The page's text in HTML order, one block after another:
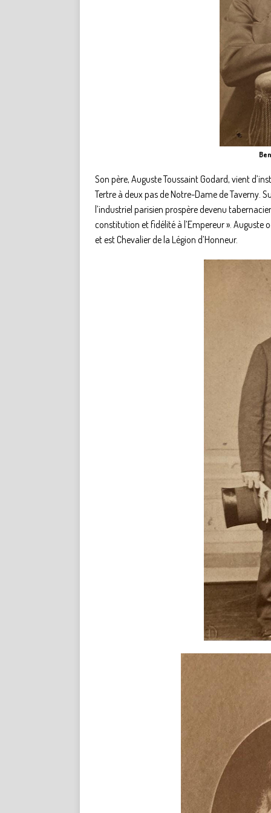
Son père, Auguste Toussaint Godard, vient
Tertre à deux pas de Notre-Dame de Taverny.
l’industriel parisien prospère devenu
constitution et fidélité à l’Empereur ». Auguste
et est Chevalier de la Légion d’Honneur.